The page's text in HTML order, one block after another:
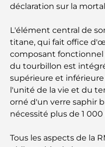
Hôpitaux publics à
Lamborghini les
liste ultime des
L'école GEMS la
complet pour les
Les meilleures
déclaration sur la
L'élément central de
titane, qui fait office
composant
du tourbillon est
supérieure et
l'unité de la vie et du
orné d'un verre saphir
nécessité plus de 1
Tous les aspects de la